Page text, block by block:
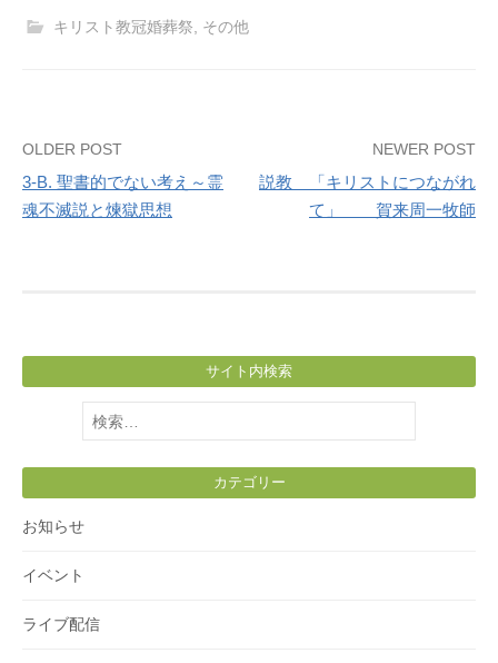
キリスト教冠婚葬祭, その他
Post
navigation
OLDER POST
3-B. 聖書的でない考え～霊
魂不滅説と煉獄思想
NEWER POST
説教 「キリストにつながれ
て」 賀来周一牧師
サイト内検索
検
索:
カテゴリー
お知らせ
イベント
ライブ配信